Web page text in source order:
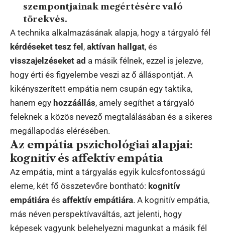
szempontjainak megértésére való
törekvés.
A technika alkalmazásának alapja, hogy a tárgyaló fél
kérdéseket tesz fel, aktívan hallgat, és
visszajelzéseket ad a másik félnek, ezzel is jelezve,
hogy érti és figyelembe veszi az ő álláspontját. A
kikényszerített empátia nem csupán egy taktika,
hanem egy hozzáállás, amely segíthet a tárgyaló
feleknek a közös nevező megtalálásában és a sikeres
megállapodás elérésében.
Az empátia pszichológiai alapjai:
kognitív és affektív empátia
Az empátia, mint a tárgyalás egyik kulcsfontosságú
eleme, két fő összetevőre bontható: kognitív
empátiára és affektív empátiára. A kognitív empátia,
más néven perspektívaváltás, azt jelenti, hogy
képesek vagyunk belehelyezni magunkat a másik fél